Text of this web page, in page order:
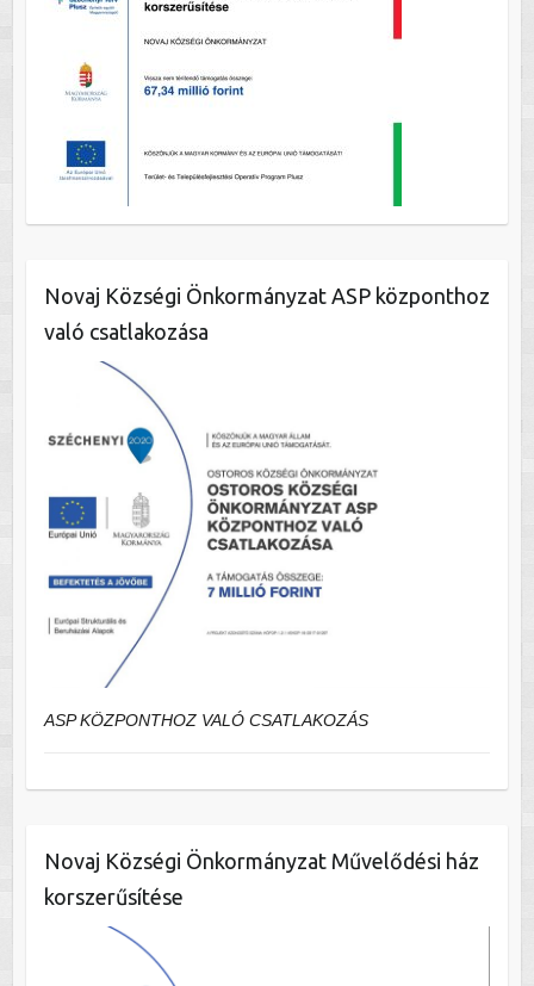
Novaj Községi Önkormányzat ASP központhoz
való csatlakozása
ASP KÖZPONTHOZ VALÓ CSATLAKOZÁS
Novaj Községi Önkormányzat Művelődési ház
korszerűsítése